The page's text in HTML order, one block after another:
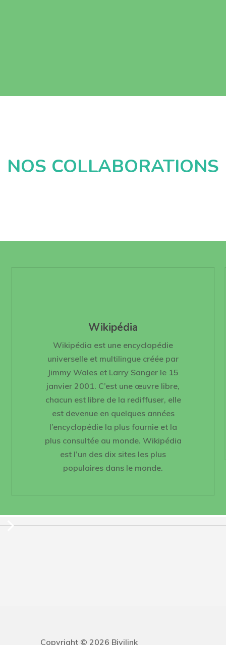
NOS COLLABORATIONS
Wikipédia
Wikipédia est une encyclopédie
universelle et multilingue créée par
Jimmy Wales et Larry Sanger le 15
janvier 2001. C’est une œuvre libre,
chacun est libre de la rediffuser, elle
est devenue en quelques années
l’encyclopédie la plus fournie et la
plus consultée au monde. Wikipédia
est l’un des dix sites les plus
populaires dans le monde.
Copyright © 2026 Bivilink